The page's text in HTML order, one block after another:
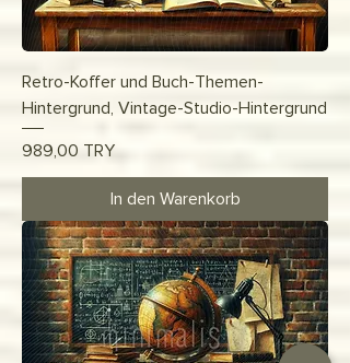
Retro-Koffer und Buch-Themen-
Hintergrund, Vintage-Studio-Hintergrund
Preis
989,00 TRY
In den Warenkorb